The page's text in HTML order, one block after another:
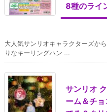
8種のライ
大人気サンリオキャラクターズか
りなキーリングハン ...
サンリオ
ーム＆チ